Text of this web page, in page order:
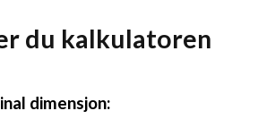
du kalkulatoren
dimensjon: